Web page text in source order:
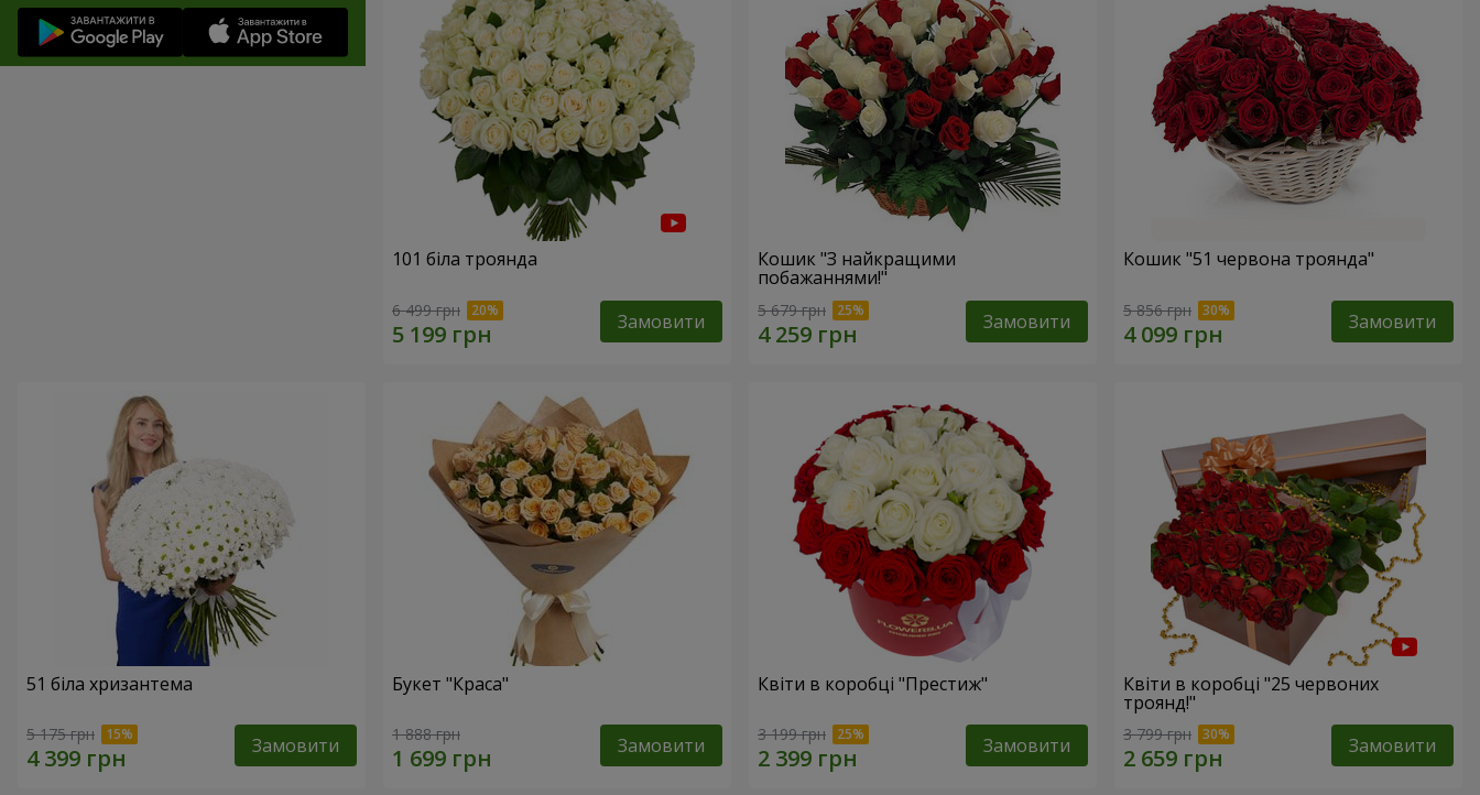
101 біла троянда
6 499 грн Замовити
Кошик "З найкращими
побажаннями!"
5 679 грн Замовити
Кошик "51 червона троянда"
5 856 грн Замовити
51 біла хризантема
5 175 грн Замовити
Букет "Краса"
1 888 грн Замовити
Квіти в коробці "Престиж"
3 199 грн Замовити
Квіти в коробці "25 червоних
троянд!"
3 799 грн Замовити